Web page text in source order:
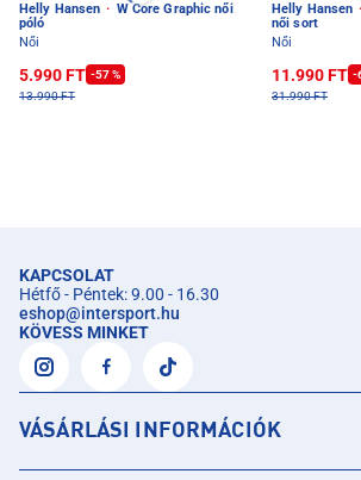
Helly Hansen · W Core Graphic női
póló
Női
5.990 FT -57 %
13.990 FT
Helly Hansen ·
női sort
Női
11.990 FT -
31.990 FT
KAPCSOLAT
Hétfő - Péntek: 9.00 - 16.30
eshop@intersport.hu
KÖVESS MINKET
VÁSÁRLÁSI INFORMÁCIÓK